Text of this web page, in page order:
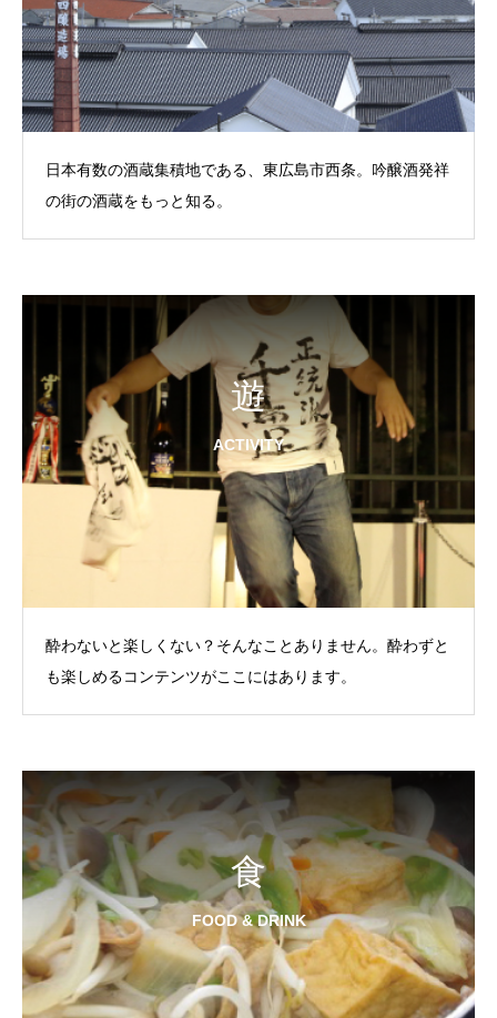
日本有数の酒蔵集積地である、東広島市西条。吟醸酒発祥
の街の酒蔵をもっと知る。
遊
ACTIVITY
酔わないと楽しくない？そんなことありません。酔わずと
も楽しめるコンテンツがここにはあります。
食
FOOD & DRINK